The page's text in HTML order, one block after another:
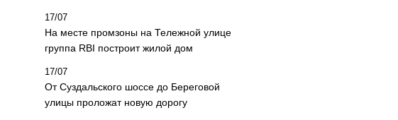
17/07
На месте промзоны на Тележной улице
группа RBI построит жилой дом
17/07
От Суздальского шоссе до Береговой
улицы проложат новую дорогу